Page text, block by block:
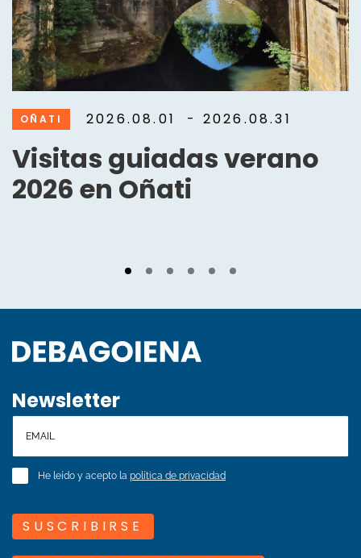
OÑATI 2026.08.01 - 2026.08.31
Visitas guiadas verano
2026 en Oñati
Newsletter
He leído y acepto la política de privacidad
SUSCRIBIRSE